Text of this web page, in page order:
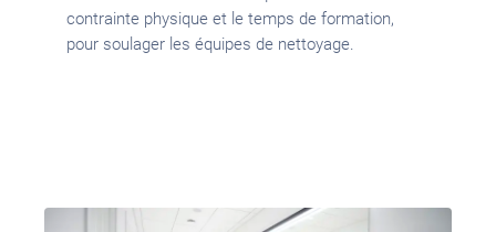
contrainte physique et le temps de formation,
pour soulager les équipes de nettoyage.